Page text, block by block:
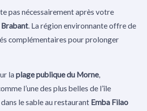
pas nécessairement après votre
. La région environnante offre de
complémentaires pour prolonger
la plage publique du Morne,
l’une des plus belles de l’île
le sable au restaurant Emba Filao